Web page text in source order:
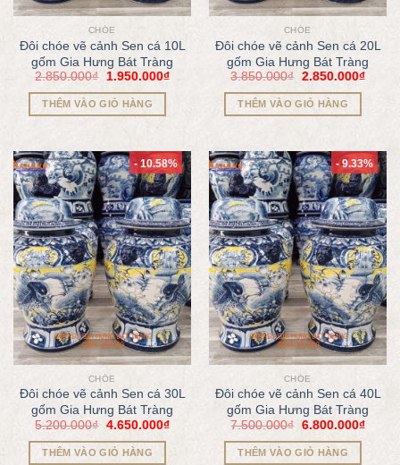
CHÓE
Đôi chóe vẽ cảnh Sen cá 10L
gốm Gia Hưng Bát Tràng
2.850.000₫ 1.950.000₫
THÊM VÀO GIỎ HÀNG
CHÓE
Đôi chóe vẽ cảnh Sen cá 20L
gốm Gia Hưng Bát Tràng
3.850.000₫ 2.850.000₫
THÊM VÀO GIỎ HÀNG
- 10.58%
CHÓE
Đôi chóe vẽ cảnh Sen cá 30L
gốm Gia Hưng Bát Tràng
5.200.000₫ 4.650.000₫
THÊM VÀO GIỎ HÀNG
- 9.33%
CHÓE
Đôi chóe vẽ cảnh Sen cá 40L
gốm Gia Hưng Bát Tràng
7.500.000₫ 6.800.000₫
THÊM VÀO GIỎ HÀNG